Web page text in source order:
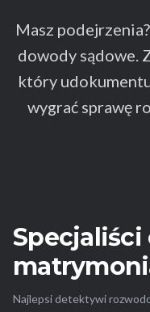
Masz
dowody sądowe.
który
wygrać sprawę
Specjaliści
Najlepsi detektywi